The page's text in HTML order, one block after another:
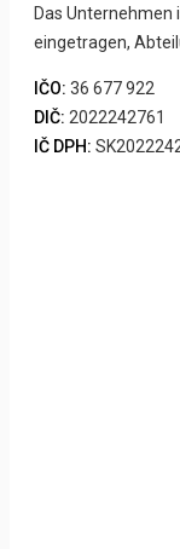
Das Unternehmen
eingetragen,
IČO: 36 677 922
DIČ: 2022242761
IČ DPH: